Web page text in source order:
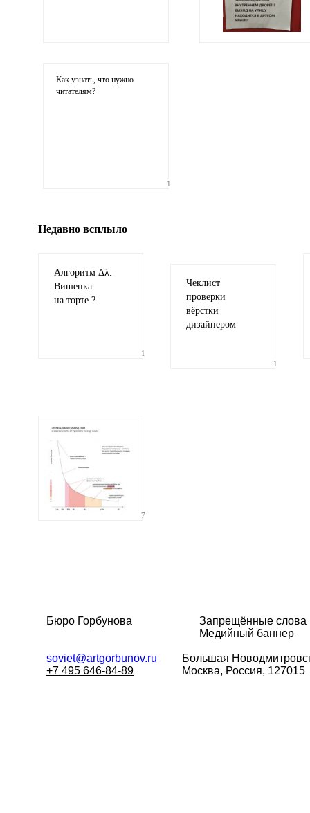
гиф или джипег шириной не более 700
Как узнать, что нужно
читателям?
1
Недавно всплыло
Алгоритм Δλ.
Вишенка
на торте ?
1
Чеклист
проверки
вёрстки
дизайнером
1
7
Бюро Горбунова
Запрещённые слова
Медийный баннер
soviet@artgorbunov.ru
+7 495 646-84-89
Большая
Москва, Россия, 127015